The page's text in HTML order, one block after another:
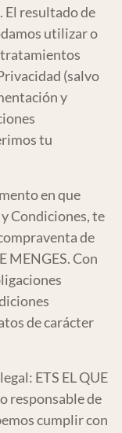
El resultado de
utilizar o
(salvo
y
tu
en que
Condiciones, te
de
MENGES. Con
de carácter
ETS EL QUE
responsable de
cumplir con